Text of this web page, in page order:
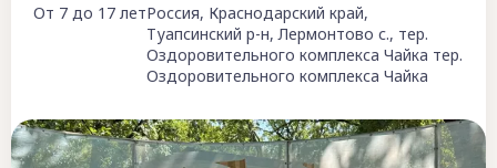
От 7 до 17 летРоссия, Краснодарский край,
Туапсинский р-н, Лермонтово с., тер.
Оздоровительного комплекса Чайка тер.
Оздоровительного комплекса Чайка